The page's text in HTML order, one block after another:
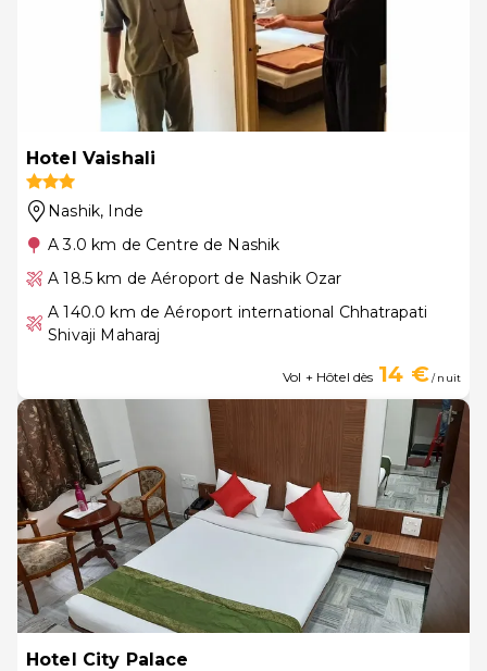
Hotel Vaishali
Nashik, Inde
A 3.0 km de Centre de Nashik
A 18.5 km de Aéroport de Nashik Ozar
A 140.0 km de Aéroport international Chhatrapati
Shivaji Maharaj
Vol + Hôtel dès 14 €/ nuit
Hotel City Palace